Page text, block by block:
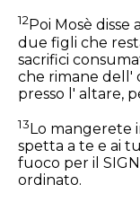
12Poi Mosè disse
due figli che
sacrifici
che rimane dell'
presso l' altare,
13Lo mangerete
spetta a te e ai
fuoco per il
ordinato.